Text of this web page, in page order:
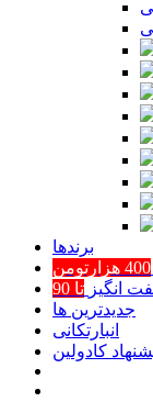
برند‌ها
400 هزارتومن
انگیز
جدیدترین ها
انبارتکانی
کادولین